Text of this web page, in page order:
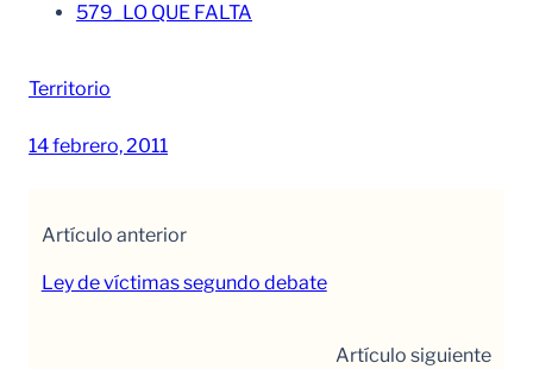
579_LO QUE FALTA
Territorio
14 febrero, 2011
Artículo anterior
Ley de víctimas segundo debate
Artículo siguiente